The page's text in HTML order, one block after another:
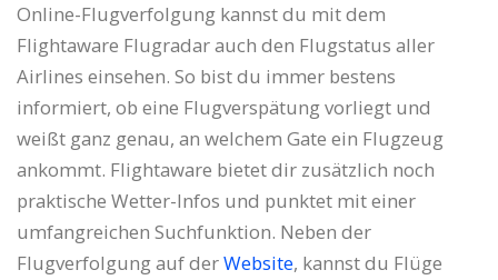
Online-Flugverfolgung kannst du mit dem
Flightaware Flugradar auch den Flugstatus aller
Airlines einsehen. So bist du immer bestens
informiert, ob eine Flugverspätung vorliegt und
weißt ganz genau, an welchem Gate ein Flugzeug
ankommt. Flightaware bietet dir zusätzlich noch
praktische Wetter-Infos und punktet mit einer
umfangreichen Suchfunktion. Neben der
Flugverfolgung auf derWebsite, kannst du Flüge